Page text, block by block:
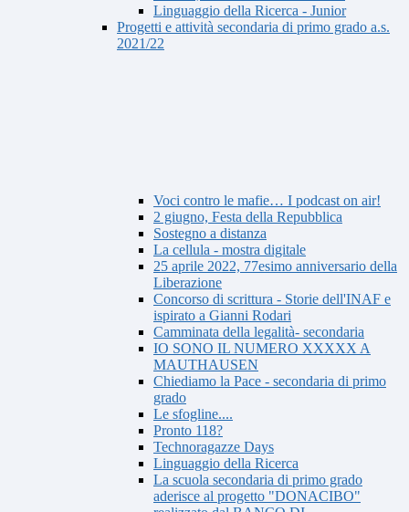
Linguaggio della Ricerca - Junior
Progetti e attività secondaria di primo grado a.s.
2021/22
Voci contro le mafie… I podcast on air!
2 giugno, Festa della Repubblica
Sostegno a distanza
La cellula - mostra digitale
25 aprile 2022, 77esimo anniversario della
Liberazione
Concorso di scrittura - Storie dell'INAF e
ispirato a Gianni Rodari
Camminata della legalità- secondaria
IO SONO IL NUMERO XXXXX A
MAUTHAUSEN
Chiediamo la Pace - secondaria di primo
grado
Le sfogline....
Pronto 118?
Technoragazze Days
Linguaggio della Ricerca
La scuola secondaria di primo grado
aderisce al progetto "DONACIBO"